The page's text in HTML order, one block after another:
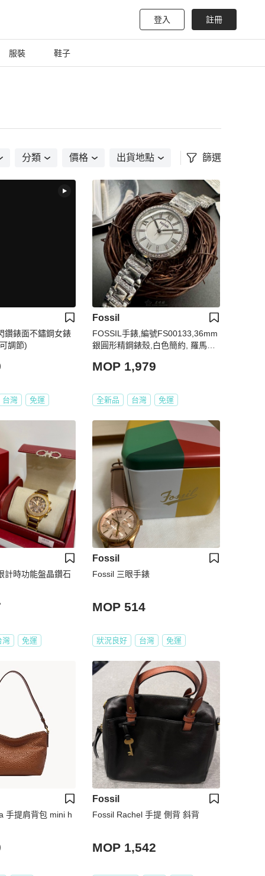
登入 註冊
服裝 鞋子
分類 價格 出貨地點 篩選
鑽錶面不鏽鋼女錶
調節)
台灣 免運
Fossil
FOSSIL手錶,編號FS00133,36mm
銀圓形精鋼錶殼,白色簡約, 羅馬數
款
MOP 1,979
全新品 台灣 免運
計時功能盤晶鑽石
灣 免運
Fossil
Fossil 三眼手錶
MOP 514
狀況良好 台灣 免運
手提肩背包 mini h
Fossil
Fossil Rachel 手提 側背 斜背
MOP 1,542